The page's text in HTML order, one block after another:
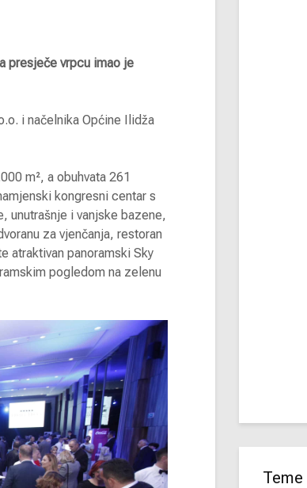
presječe vrpcu imao je
i načelnika Općine Ilidža
m², a obuhvata 261
kongresni centar s
unutrašnje i vanjske bazene,
za vjenčanja, restoran
atraktivan panoramski Sky
pogledom na zelenu
Teme